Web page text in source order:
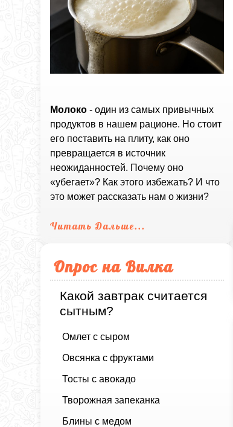
Молоко - один из самых привычных
продуктов в нашем рационе. Но стоит
его поставить на плиту, как оно
превращается в источник
неожиданностей. Почему оно
«убегает»? Как этого избежать? И что
это может рассказать нам о жизни?
Читать Дальше...
Опрос на Вилка
Какой завтрак считается
сытным?
Омлет с сыром
Овсянка с фруктами
Тосты с авокадо
Творожная запеканка
Блины с медом